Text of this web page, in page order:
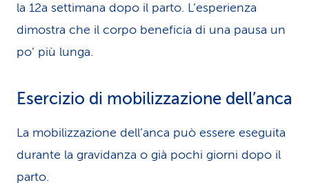
la 12a settimana dopo il parto. L’esperienza
dimostra che il corpo beneficia di una pausa un
po’ più lunga.
Esercizio di mobilizzazione dell’anca
La mobilizzazione dell’anca può essere eseguita
durante la gravidanza o già pochi giorni dopo il
parto.